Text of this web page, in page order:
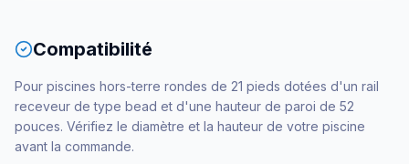
Compatibilité
Pour piscines hors-terre rondes de 21 pieds dotées d'un rail
receveur de type bead et d'une hauteur de paroi de 52
pouces. Vérifiez le diamètre et la hauteur de votre piscine
avant la commande.